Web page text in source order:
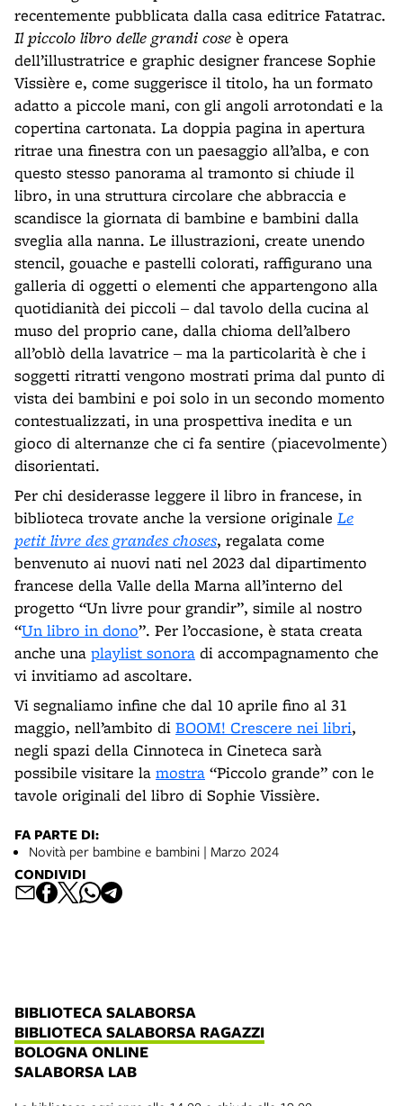
recentemente pubblicata dalla casa editrice Fatatrac.
Il piccolo libro delle grandi cose è opera
dell’illustratrice e graphic designer francese Sophie
Vissière e, come suggerisce il titolo, ha un formato
adatto a piccole mani, con gli angoli arrotondati e la
copertina cartonata. La doppia pagina in apertura
ritrae una finestra con un paesaggio all’alba, e con
questo stesso panorama al tramonto si chiude il
libro, in una struttura circolare che abbraccia e
scandisce la giornata di bambine e bambini dalla
sveglia alla nanna. Le illustrazioni, create unendo
stencil, gouache e pastelli colorati, raffigurano una
galleria di oggetti o elementi che appartengono alla
quotidianità dei piccoli ‒ dal tavolo della cucina al
muso del proprio cane, dalla chioma dell’albero
all’oblò della lavatrice ‒ ma la particolarità è che i
soggetti ritratti vengono mostrati prima dal punto di
vista dei bambini e poi solo in un secondo momento
contestualizzati, in una prospettiva inedita e un
gioco di alternanze che ci fa sentire (piacevolmente)
disorientati.
Per chi desiderasse leggere il libro in francese, in
biblioteca trovate anche la versione originale Le
petit livre des grandes choses, regalata come
benvenuto ai nuovi nati nel 2023 dal dipartimento
francese della Valle della Marna all’interno del
progetto “Un livre pour grandir”, simile al nostro
“Un libro in dono”. Per l’occasione, è stata creata
anche una playlist sonora di accompagnamento che
vi invitiamo ad ascoltare.
Vi segnaliamo infine che dal 10 aprile fino al 31
maggio, nell’ambito di BOOM! Crescere nei libri,
negli spazi della Cinnoteca in Cineteca sarà
possibile visitare la mostra “Piccolo grande” con le
tavole originali del libro di Sophie Vissière.
FA PARTE DI:
Novità per bambine e bambini | Marzo 2024
CONDIVIDI
BIBLIOTECA SALABORSA
BIBLIOTECA SALABORSA RAGAZZI
BOLOGNA ONLINE
SALABORSA LAB